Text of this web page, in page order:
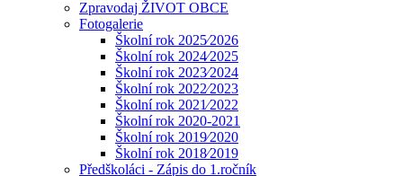
Zpravodaj ŽIVOT OBCE
Fotogalerie
Školní rok 2025⁄2026
Školní rok 2024⁄2025
Školní rok 2023⁄2024
Školní rok 2022⁄2023
Školní rok 2021⁄2022
Školní rok 2020-2021
Školní rok 2019⁄2020
Školní rok 2018⁄2019
Předškoláci - Zápis do 1.ročník